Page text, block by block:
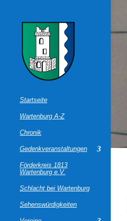
Startseite
Wartenburg A-Z
Chronik
Gedenkveranstaltungen
Förderkreis 1813
Wartenburg e.V.
Schlacht bei Wartenburg
Sehenswürdigkeiten